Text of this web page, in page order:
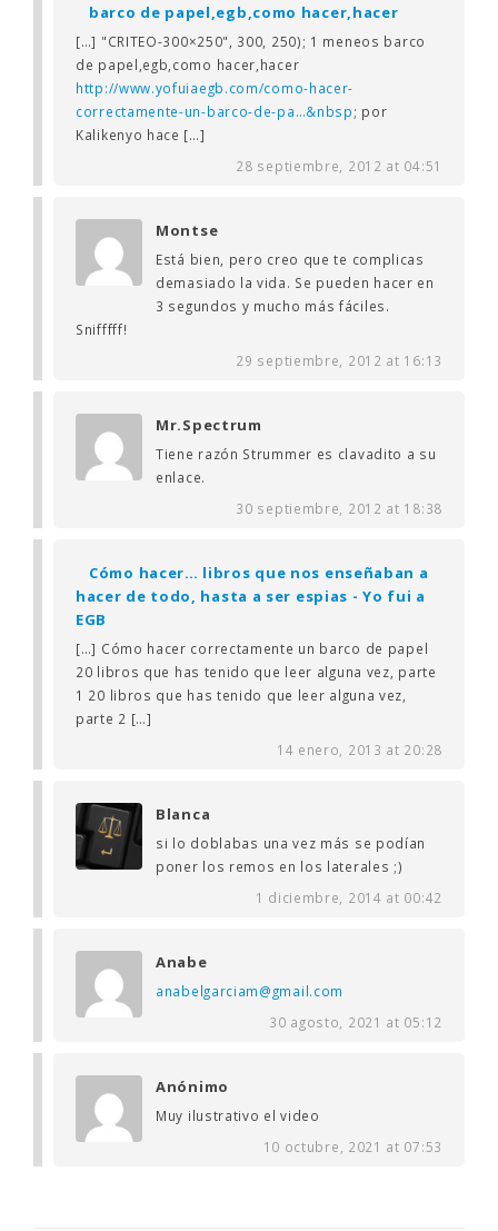
barco de papel,egb,como hacer,hacer
[…] "CRITEO-300×250", 300, 250); 1 meneos barco
de papel,egb,como hacer,hacer
http://www.yofuiaegb.com/como-hacer-
correctamente-un-barco-de-pa…&nbsp; por
Kalikenyo hace […]
28 septiembre, 2012 at 04:51
Montse
Está bien, pero creo que te complicas
demasiado la vida. Se pueden hacer en
3 segundos y mucho más fáciles.
Snifffff!
29 septiembre, 2012 at 16:13
Mr.Spectrum
Tiene razón Strummer es clavadito a su
enlace.
30 septiembre, 2012 at 18:38
Cómo hacer… libros que nos enseñaban a
hacer de todo, hasta a ser espias - Yo fui a
EGB
[…] Cómo hacer correctamente un barco de papel
20 libros que has tenido que leer alguna vez, parte
1 20 libros que has tenido que leer alguna vez,
parte 2 […]
14 enero, 2013 at 20:28
Blanca
si lo doblabas una vez más se podían
poner los remos en los laterales ;)
1 diciembre, 2014 at 00:42
Anabe
anabelgarciam@gmail.com
30 agosto, 2021 at 05:12
Anónimo
Muy ilustrativo el video
10 octubre, 2021 at 07:53